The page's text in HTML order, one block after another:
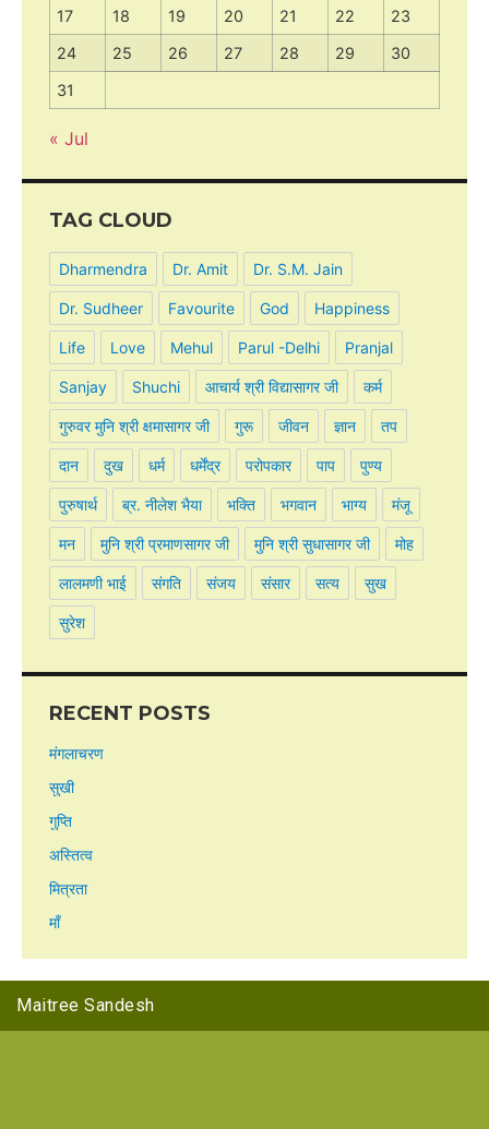
17
18 19 20 21 22
23
24
25 26 27 28 29
30
31
« Jul
TAG CLOUD
Dharmendra Dr. Amit Dr. S.M. Jain
Dr. Sudheer Favourite God Happiness
Life Love Mehul Parul -Delhi Pranjal
Sanjay Shuchi आचार्य श्री विद्यासागर जी कर्म
गुरुवर मुनि श्री क्षमासागर जी गुरू जीवन ज्ञान तप
दान दुख धर्म धर्मेंद्र परोपकार पाप पुण्य
पुरुषार्थ ब्र. नीलेश भैया भक्ति भगवान भाग्य मंजू
मन मुनि श्री प्रमाणसागर जी मुनि श्री सुधासागर जी मोह
लालमणी भाई संगति संजय संसार सत्य सुख
सुरेश
RECENT POSTS
मंगलाचरण
सुखी
गुप्ति
अस्तित्व
मित्रता
माँ
Maitree Sandesh